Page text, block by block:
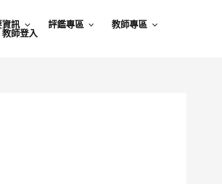
訊 評鑑專區 教師專區
教師登入